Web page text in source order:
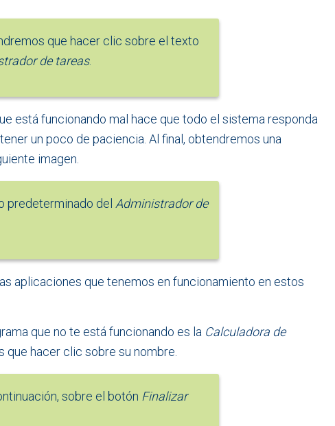
que hacer clic sobre el texto
de tareas.
está funcionando mal hace que todo el sistema responda
un poco de paciencia. Al final, obtendremos una
imagen.
predeterminado del Administrador de
aplicaciones que tenemos en funcionamiento en estos
que no te está funcionando es la Calculadora de
que hacer clic sobre su nombre.
sobre el botón Finalizar